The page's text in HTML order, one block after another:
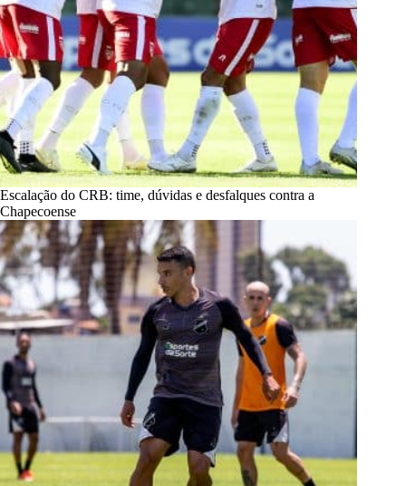
Escalação do CRB: time, dúvidas e desfalques contra a
Chapecoense